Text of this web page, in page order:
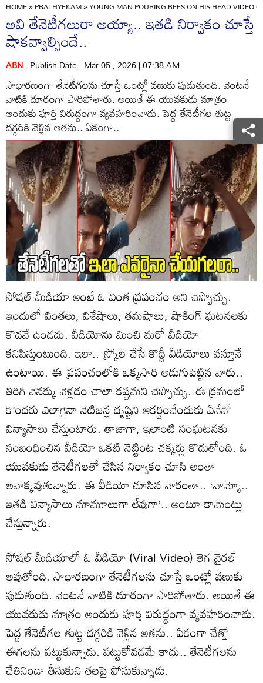
HOME»PRATHYEKAM»YOUNG MAN POURING BEES ON HIS HEAD VIDEO
అవి తేనెటీగలురా అయ్యా.. ఇతడి నిర్వాకం చూస్తే
షాకవ్వాల్సిందే..
ABN, Publish Date - Mar 05 , 2026 | 07:38 AM
సాధారణంగా తేనెటీగలను చూస్తే ఒంట్లో వణుకు పుడుతుంది. వెంటనే
వాటికి దూరంగా పారిపోతారు. అయితే ఈ యువకుడు మాత్రం
అందుకు పూర్తి విరుద్ధంగా వ్యవహరించాడు. పెద్ద తేనెటీగల తుట్ట
దగ్గరికి వెళ్లిన అతను.. ఏకంగా..
సోషల్ మీడియా అంటే ఓ వింత ప్రపంచం అని చెప్పొచ్చు.
ఇందులో వింతలు, విశేషాలు, తమషాలు, షాకింగ్ ఘటనలకు
కొదవే ఉండదు. వీడియోను మించి మరో వీడియో
కనిపిస్తుంటుంది. ఇలా.. స్క్రోల్ చేసే కొద్దీ వీడియోలు వస్తూనే
ఉంటాయి. ఈ ప్రపంచంలోకి ఒక్కసారి అడుగుపెట్టిన వారు..
తిరిగి వెనక్కు వెళ్లడం చాలా కష్టమని చెప్పొచ్చు. ఈ క్రమంలో
కొందరు ఎలాగైనా నెటిజన్ల దృష్టిని ఆకర్షించేందుకు ఏవేవో
విన్యాసాలు చేస్తుంటారు. తాజాగా, ఇలాంటి సంఘటనకు
సంబంధించిన వీడియో ఒకటి నెట్టింట చక్కర్లు కొడుతోంది. ఓ
యువకుడు తేనెటీగలతో చేసిన నిర్వాకం చూసి అంతా
అవాక్కవుతున్నారు. ఈ వీడియో చూసిన వారంతా.. ‘వామ్మో..
ఇతడి విన్యాసాలు మామూలుగా లేవుగా’.. అంటూ కామెంట్లు
చేస్తున్నారు.
సోషల్ మీడియాలో ఓ వీడియో (Viral Video) తెగ వైరల్
అవుతోంది. సాధారణంగా తేనెటీగలను చూస్తే ఒంట్లో వణుకు
పుడుతుంది. వెంటనే వాటికి దూరంగా పారిపోతారు. అయితే ఈ
యువకుడు మాత్రం అందుకు పూర్తి విరుద్ధంగా వ్యవహరించాడు.
పెద్ద తేనెటీగల తుట్ట దగ్గరికి వెళ్లిన అతను.. ఏకంగా చేత్తో
ఈగలను పట్టుకున్నాడు. పట్టుకోవడమే కాదు.. తేనెటీగలను
చేతినిండా తీసుకుని తలపై పోసుకున్నాడు.